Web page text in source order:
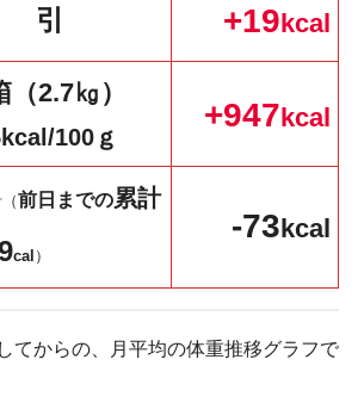
引 +19kcal
2.7㎏）
100ｇ
+947kcal
前日までの累計
cal ）
-73kcal
てからの、月平均の体重推移グラフで